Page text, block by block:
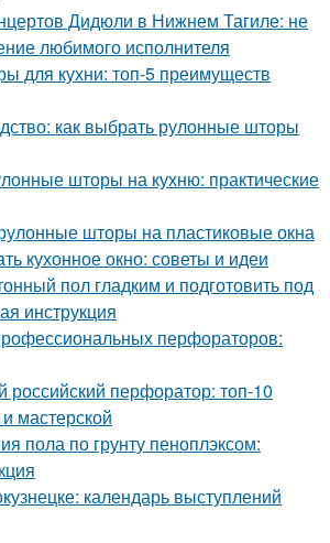
Дидюли в Нижнем Тагиле: не
любимого исполнителя
для кухни: топ-5 преимуществ
как выбрать рулонные шторы
шторы на кухню: практические
шторы на пластиковые окна
кухонное окно: советы и идеи
пол гладким и подготовить под
инструкция
перфораторов:
перфоратор: топ-10
мастерской
пола по грунту пеноплэксом:
календарь выступлений